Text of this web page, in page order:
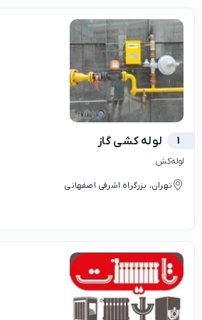
1 لوله کشی گاز
لوله‌کش
تهران، بزرگراه اشرفی اصفهانی